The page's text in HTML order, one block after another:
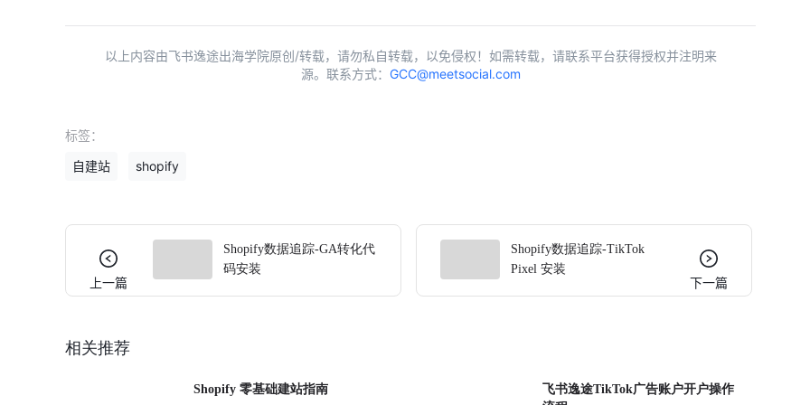
以上内容由飞书逸途出海学院原创/转载，请勿私自转载，以免侵权！如需转载，请联系平台获得授权并注明来
源。联系方式： GCC@meetsocial.com
标签：
自建站
shopify
上一篇
Shopify数据追踪-GA转化代
码安装
Shopify数据追踪-TikTok
Pixel 安装
下一篇
相关推荐
Shopify 零基础建站指南
飞书逸途TikTok广告账户开户操作